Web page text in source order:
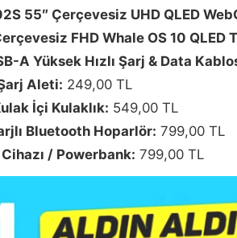
55″ Çerçevesiz UHD QLED
FHD Whale OS 10 QLED
A Yüksek Hızlı Şarj & Data
Aleti: 249,00 TL
İçi Kulaklık: 549,00 TL
Bluetooth Hoparlör: 799,00 TL
/ Powerbank: 799,00 TL